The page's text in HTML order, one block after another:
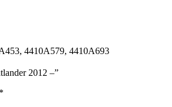
4410A579, 4410A693
2012 –”
*